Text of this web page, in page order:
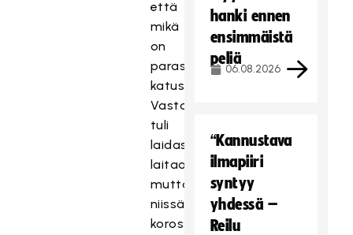
että
mikä
on
parasta
katusählyssä.
Vastauksia
tuli
laidasta
laitaan,
mutta
niissä
korostui
hanki ennen
ensimmäistä
peliä
06.08.2026
“Kannustava
ilmapiiri
syntyy
yhdessä –
Reilu